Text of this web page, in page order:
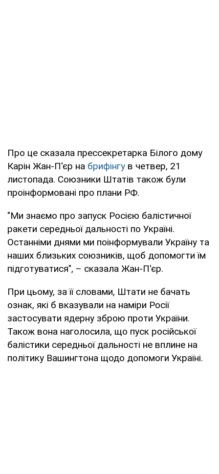
Про це сказала прессекретарка Білого дому
Карін Жан-П'єр на брифінгу в четвер, 21
листопада. Союзники Штатів також були
проінформовані про плани РФ.
"Ми знаємо про запуск Росією балістичної
ракети середньої дальності по Україні.
Останніми днями ми поінформували Україну та
наших близьких союзників, щоб допомогти їм
підготуватися", – сказала Жан-П'єр.
При цьому, за її словами, Штати не бачать
ознак, які б вказували на наміри Росії
застосувати ядерну зброю проти України.
Також вона наголосила, що пуск російської
балістики середньої дальності не вплине на
політику Вашингтона щодо допомоги Україні.